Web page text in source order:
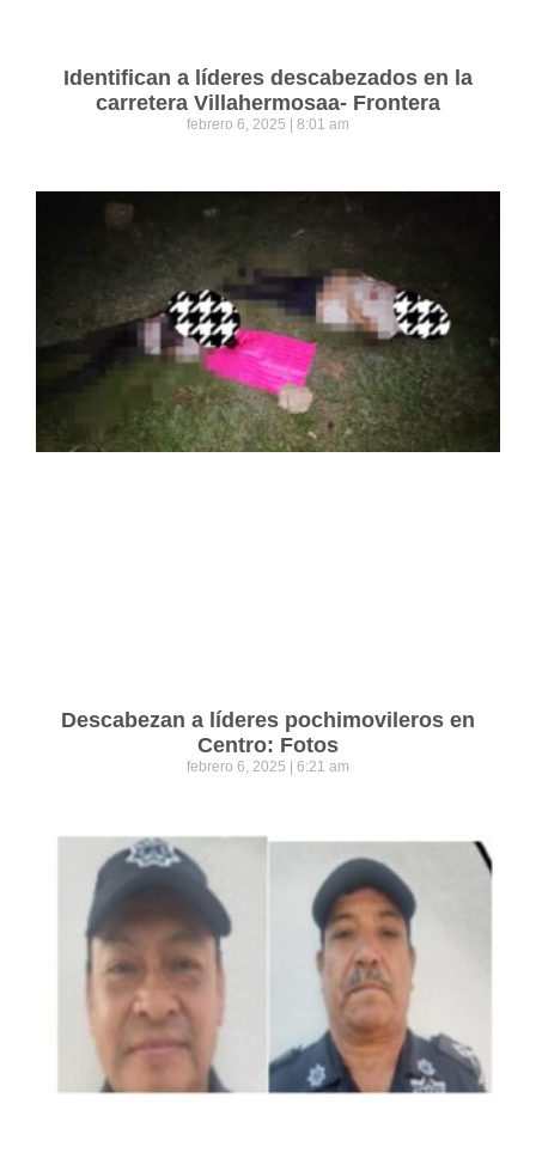
Identifican a líderes descabezados en la
carretera Villahermosaa- Frontera
febrero 6, 2025 8:01 am
Descabezan a líderes pochimovileros en
Centro: Fotos
febrero 6, 2025 6:21 am